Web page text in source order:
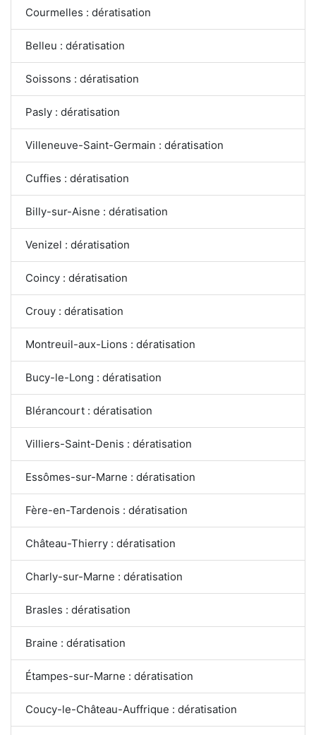
Courmelles : dératisation
Belleu : dératisation
Soissons : dératisation
Pasly : dératisation
Villeneuve-Saint-Germain : dératisation
Cuffies : dératisation
Billy-sur-Aisne : dératisation
Venizel : dératisation
Coincy : dératisation
Crouy : dératisation
Montreuil-aux-Lions : dératisation
Bucy-le-Long : dératisation
Blérancourt : dératisation
Villiers-Saint-Denis : dératisation
Essômes-sur-Marne : dératisation
Fère-en-Tardenois : dératisation
Château-Thierry : dératisation
Charly-sur-Marne : dératisation
Brasles : dératisation
Braine : dératisation
Étampes-sur-Marne : dératisation
Coucy-le-Château-Auffrique : dératisation